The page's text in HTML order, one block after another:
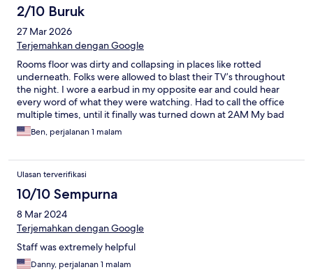
2/10 Buruk
27 Mar 2026
Terjemahkan dengan Google
Rooms floor was dirty and collapsing in places like rotted
underneath. Folks were allowed to blast their TV’s throughout
the night. I wore a earbud in my opposite ear and could hear
every word of what they were watching. Had to call the office
multiple times, until it finally was turned down at 2AM My bad
for staying in a Motel 6 I guess.
Ben, perjalanan 1 malam
Ulasan terverifikasi
10/10 Sempurna
8 Mar 2024
Terjemahkan dengan Google
Staff was extremely helpful
Danny, perjalanan 1 malam